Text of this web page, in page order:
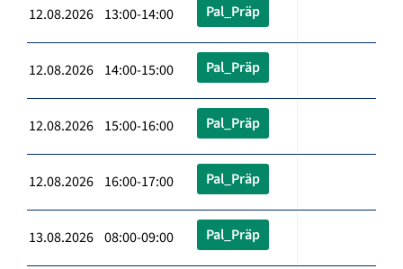
12.08.2026 13:00-14:00 Pal_Präp
12.08.2026 14:00-15:00 Pal_Präp
12.08.2026 15:00-16:00 Pal_Präp
12.08.2026 16:00-17:00 Pal_Präp
13.08.2026 08:00-09:00 Pal_Präp